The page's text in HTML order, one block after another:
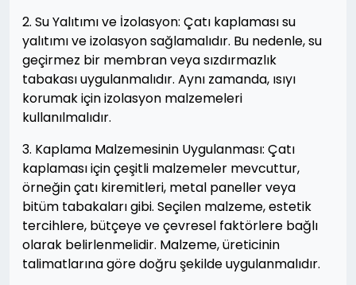
2. Su Yalıtımı ve İzolasyon: Çatı kaplaması su
yalıtımı ve izolasyon sağlamalıdır. Bu nedenle, su
geçirmez bir membran veya sızdırmazlık
tabakası uygulanmalıdır. Aynı zamanda, ısıyı
korumak için izolasyon malzemeleri
kullanılmalıdır.
3. Kaplama Malzemesinin Uygulanması: Çatı
kaplaması için çeşitli malzemeler mevcuttur,
örneğin çatı kiremitleri, metal paneller veya
bitüm tabakaları gibi. Seçilen malzeme, estetik
tercihlere, bütçeye ve çevresel faktörlere bağlı
olarak belirlenmelidir. Malzeme, üreticinin
talimatlarına göre doğru şekilde uygulanmalıdır.